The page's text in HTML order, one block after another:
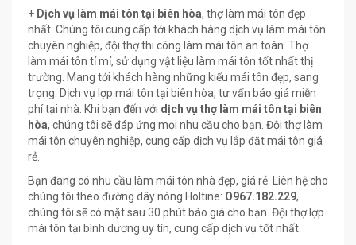
+ Dịch vụ làm mái tôn tại biên hòa, thợ làm mái tôn đẹp
nhất. Chúng tôi cung cấp tới khách hàng dịch vụ làm mái tôn
chuyên nghiệp, đội thợ thi công làm mái tôn an toàn. Thợ
làm mái tôn tỉ mỉ, sử dụng vật liệu làm mái tôn tốt nhất thị
trường. Mang tới khách hàng những kiểu mái tôn đẹp, sang
trọng. Dịch vụ lợp mái tôn tại biên hòa, tư vấn báo giá miễn
phí tại nhà. Khi bạn đến với dịch vụ thợ làm mái tôn tại biên
hòa, chúng tôi sẽ đáp ứng mọi nhu cầu cho bạn. Đội thợ làm
mái tôn chuyên nghiệp, cung cấp dịch vụ lắp đặt mái tôn giá
rẻ.
Bạn đang có nhu cầu làm mái tôn nhà đẹp, giá rẻ. Liên hệ cho
chúng tôi theo đường dây nóng Holtine: O967.182.229,
chúng tôi sẽ có mặt sau 30 phút báo giá cho bạn. Đội thợ lợp
mái tôn tại bình dương uy tín, cung cấp dịch vụ tốt nhất.